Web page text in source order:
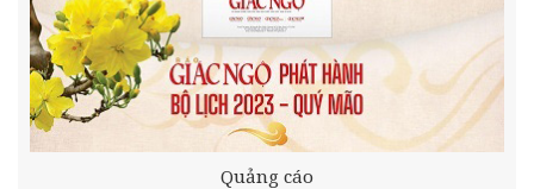
Quảng cáo